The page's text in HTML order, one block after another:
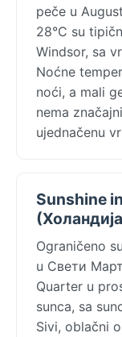
peče u
28°C su
Windsor, sa
Noćne
noći, a mali
nema
ujednačenu
Sunshine
Ograničeno
u Свети
Quarter u
sunca, sa
Sivi, oblačni